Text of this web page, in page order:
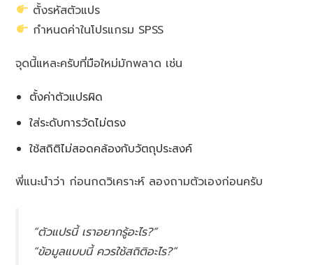
ตั้งรหัสตัวแปร
กำหนดค่าในโปรแกรม SPSS
จุดนี้แหละครับที่มือใหม่มักพลาด เช่น
ตั้งค่าตัวแปรผิด
ใส่ระดับการวัดไม่ตรง
ใช้สถิติไม่สอดคล้องกับวัตถุประสงค์
พี่แนะนำว่า ก่อนกดวิเคราะห์ ลองถามตัวเองก่อนครับ
“ตัวแปรนี้ เราอยากรู้อะไร?”
“ข้อมูลแบบนี้ ควรใช้สถิติอะไร?”